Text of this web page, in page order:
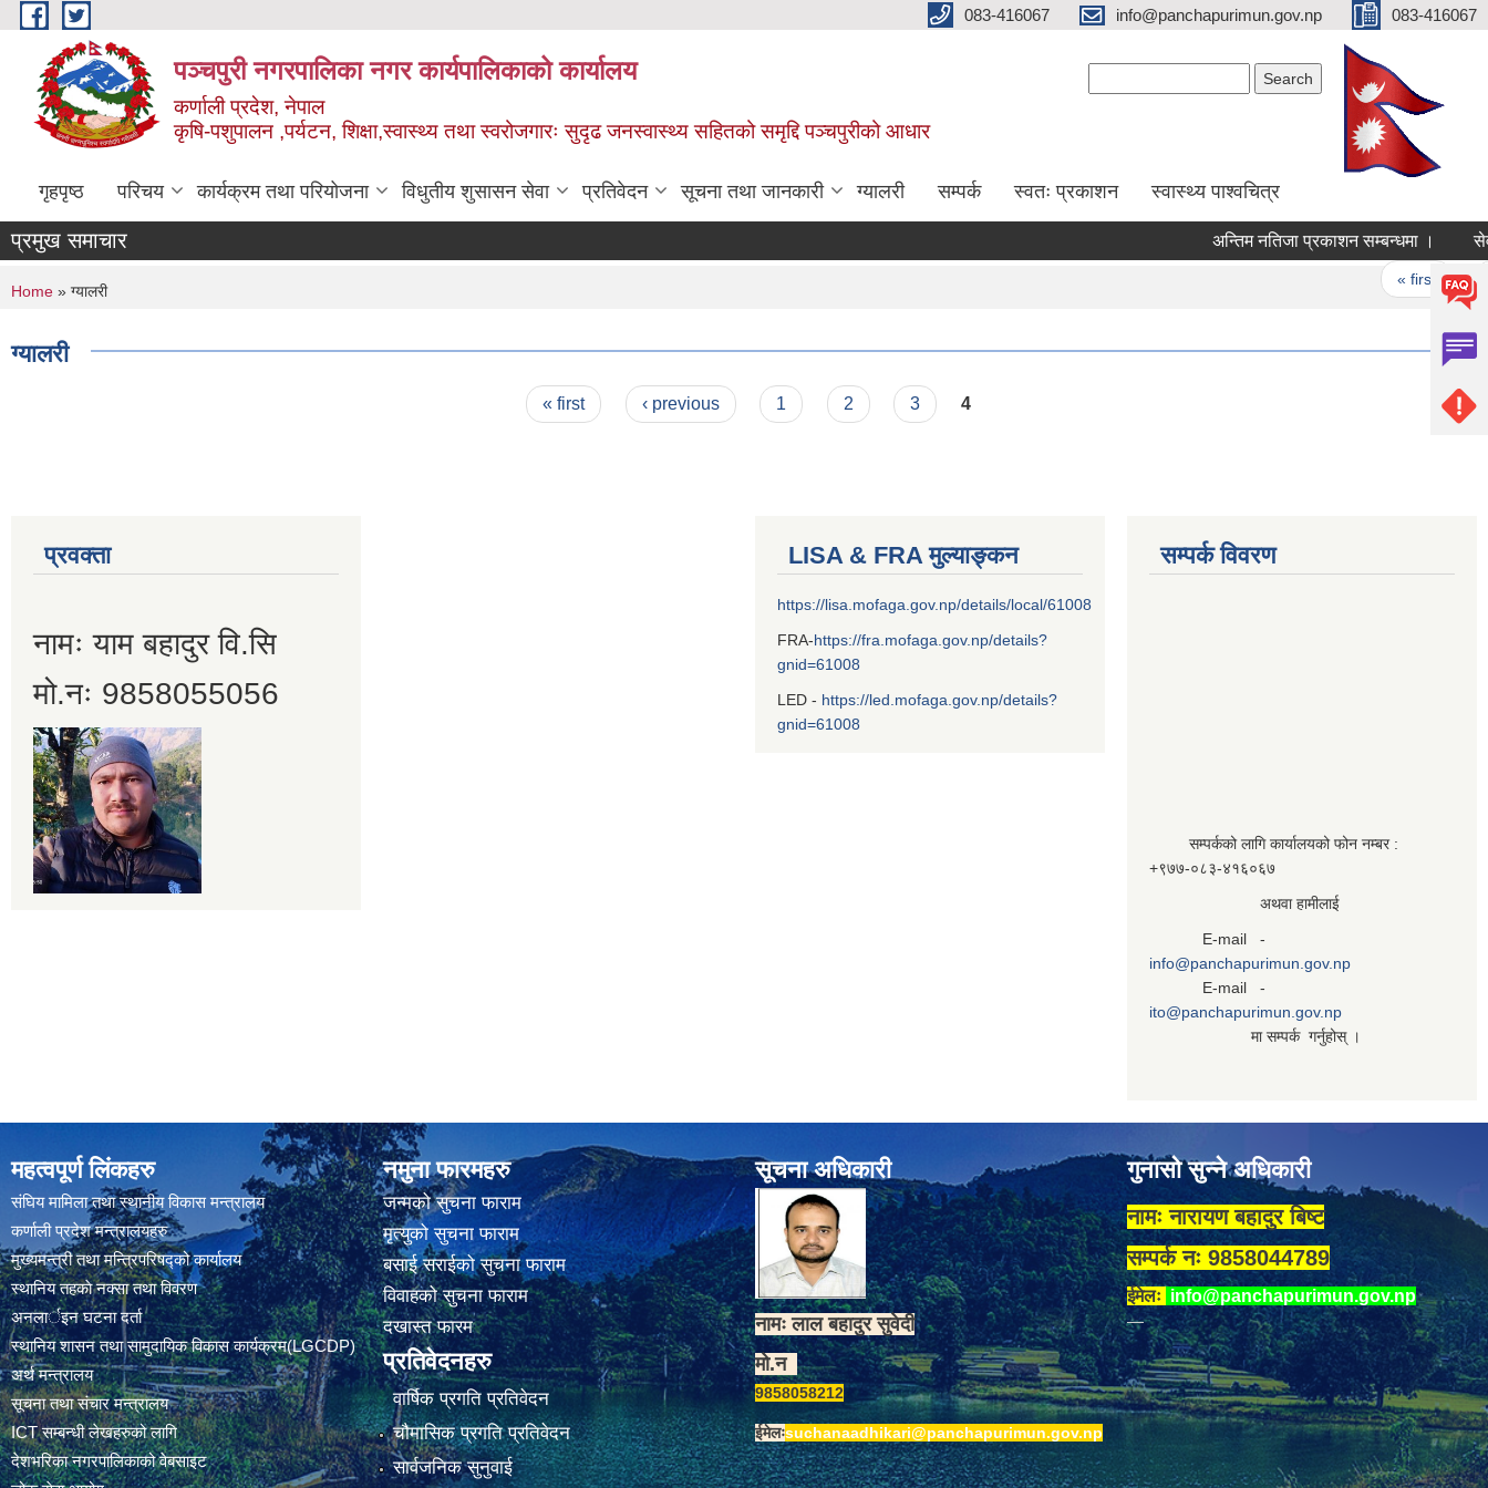
Skip to main content 083-416067 info@panchapurimun.gov.np 083-416067
पञ्चपुरी नगरपालिका नगर कार्यपालिकाको कार्यालय
कर्णाली प्रदेश, नेपाल
कृषि-पशुपालन ,पर्यटन, शिक्षा,स्वास्थ्य तथा स्वरोजगारः सुदृढ जनस्वास्थ्य सहितको समृद्दि पञ्चपुरीको आधार
गृहपृष्ठ परिचय कार्यक्रम तथा परियोजना विधुतीय शुसासन सेवा प्रतिवेदन सूचना तथा जानकारी ग्यालरी सम्पर्क स्वतः प्रकाशन स्वास्थ्य पाश्वचित्र
प्रमुख समाचार अन्तिम नतिजा प्रकाशन सम्बन्धमा । सेवा
« first ‹
You are here
Home » ग्यालरी
ग्यालरी
« first ‹ previous 1 2 3 4
प्रवक्ता
नामः याम बहादुर वि.सि
मो.नः 9858055056
LISA & FRA मुल्याङ्कन
https://lisa.mofaga.gov.np/details/local/61008
FRA-https://fra.mofaga.gov.np/details?
gnid=61008
LED - https://led.mofaga.gov.np/details?
gnid=61008
सम्पर्क विवरण
सम्पर्कको लागि कार्यालयको फोन नम्बर :
+९७७-०८३‍-४१६०६७
अथवा हामीलाई
E-mail -
info@panchapurimun.gov.np
E-mail -
ito@panchapurimun.gov.np
मा सम्पर्क गर्नुहोस् ।
महत्वपूर्ण लिंकहरु
संघिय मामिला तथा स्थानीय विकास मन्त्रालय
कर्णाली प्रदेश मन्त्रालयहरु
मुख्यमन्त्री तथा मन्त्रिपरिषद्को कार्यालय
स्थानिय तहकाे नक्सा तथा विवरण
अनलार्इन घटना दर्ता
स्थानिय शासन तथा सामुदायिक विकास कार्यक्रम(LGCDP)
अर्थ मन्त्रालय
सूचना तथा संचार मन्त्रालय
ICT सम्बन्धी लेखहरुको लागि
देशभरिका नगरपालिकाको वेबसाइट
नमुना फारमहरु
जन्मको सुचना फाराम
मृत्युको सुचना फाराम
बसाई सराईको सुचना फाराम
विवाहको सुचना फाराम
दखास्त फारम
प्रतिवेदनहरु
वार्षिक प्रगति प्रतिवेदन
चौमासिक प्रगति प्रतिवेदन
सार्वजनिक सुनुवाई
सूचना अधिकारी
नामः लाल बहादुर सुवेदी
मो.न
9858058212
ईमेलःsuchanaadhikari@panchapurimun.gov.np
गुनासो सुन्ने अधिकारी
नामः नारायण बहादुर बिष्ट
सम्पर्क नः 9858044789
ईमेलः info@panchapurimun.gov.np